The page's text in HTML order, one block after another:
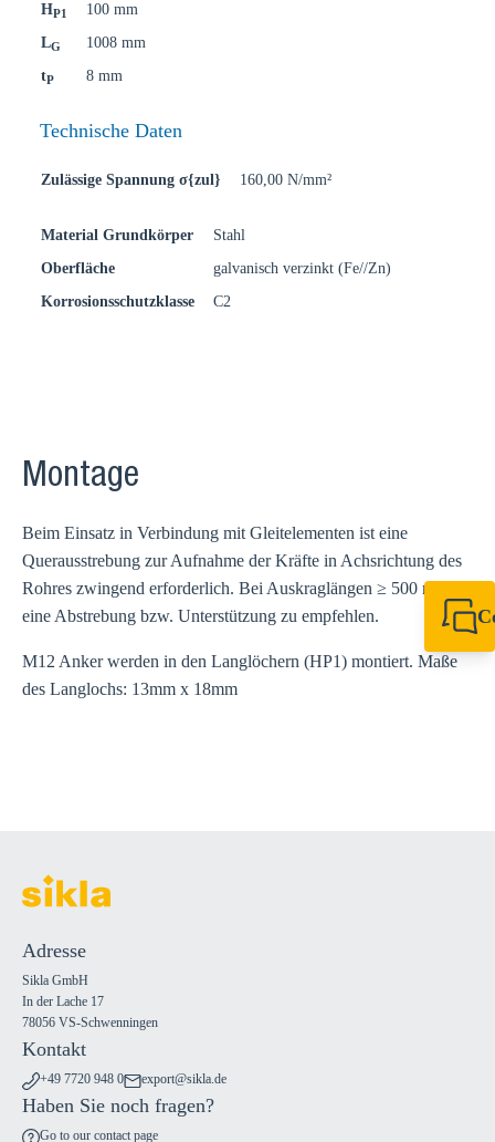
HP1
100 mm
LG
1008 mm
tP 8 mm
Technische Daten
Zulässige Spannung σ{zul} 160,00 N/mm²
Material Grundkörper
Stahl
Oberfläche
galvanisch verzinkt (Fe//Zn)
Korrosionsschutzklasse
C2
Montage
Beim Einsatz in Verbindung mit Gleitelementen ist eine
Querausstrebung zur Aufnahme der Kräfte in Achsrichtung des
Rohres zwingend erforderlich. Bei Auskraglängen ≥ 500 mm ist
eine Abstrebung bzw. Unterstützung zu empfehlen.
M12 Anker werden in den Langlöchern (HP1) montiert. Maße
des Langlochs: 13mm x 18mm
Adresse
Sikla GmbH
In der Lache 17
78056 VS-Schwenningen
Kontakt
+49 7720 948 0 export@sikla.de
Haben Sie noch fragen?
Go to our contact page